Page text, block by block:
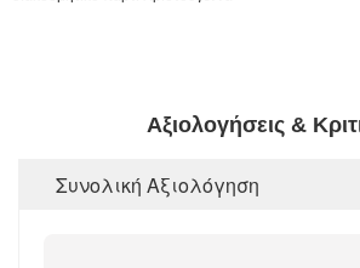
Αξιολογήσεις &
Συνολική Αξιολόγηση